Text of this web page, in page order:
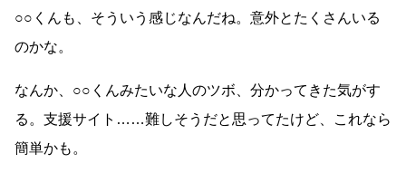
○○くんも、そういう感じなんだね。意外とたくさんいる
のかな。
なんか、○○くんみたいな人のツボ、分かってきた気がす
る。支援サイト……難しそうだと思ってたけど、これなら
簡単かも。